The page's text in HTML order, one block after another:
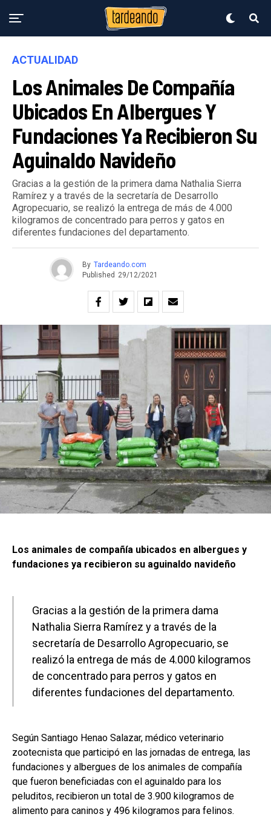
ACTUALIDAD
Los Animales De Compañía
Ubicados En Albergues Y
Fundaciones Ya Recibieron Su
Aguinaldo Navideño
Gracias a la gestión de la primera dama Nathalia Sierra
Ramírez y a través de la secretaría de Desarrollo
Agropecuario, se realizó la entrega de más de 4.000
kilogramos de concentrado para perros y gatos en
diferentes fundaciones del departamento.
By Tardeando.com
Published 29/12/2021
Los animales de compañía ubicados en albergues y
fundaciones ya recibieron su aguinaldo navideño
Gracias a la gestión de la primera dama
Nathalia Sierra Ramírez y a través de la
secretaría de Desarrollo Agropecuario, se
realizó la entrega de más de 4.000 kilogramos
de concentrado para perros y gatos en
diferentes fundaciones del departamento.
Según Santiago Henao Salazar, médico veterinario
zootecnista que participó en las jornadas de entrega, las
fundaciones y albergues de los animales de compañía
que fueron beneficiadas con el aguinaldo para los
peluditos, recibieron un total de 3.900 kilogramos de
alimento para caninos y 496 kilogramos para felinos.